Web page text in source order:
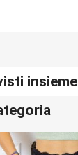
insieme